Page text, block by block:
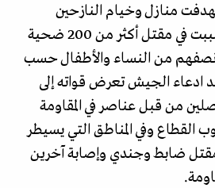
منازل وخيام النازحين
وسيارات في الشوارع تسببت في مقتل أكثر من 200 ضحية
نصفهم من النساء والأطفال حسب
ادعاء الجيش تعرض قواته إلى
من قبل عناصر في المقاومة
القطاع وفي المناطق التي يسيطر
ضابط وجندي وإصابة آخرين